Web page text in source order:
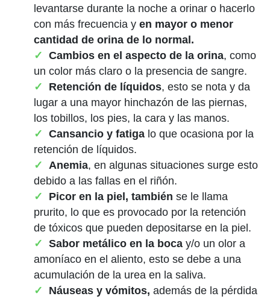
levantarse durante la noche a orinar o hacerlo
con más frecuencia y en mayor o menor
cantidad de orina de lo normal.
Cambios en el aspecto de la orina, como
un color más claro o la presencia de sangre.
Retención de líquidos, esto se nota y da
lugar a una mayor hinchazón de las piernas,
los tobillos, los pies, la cara y las manos.
Cansancio y fatiga lo que ocasiona por la
retención de líquidos.
Anemia, en algunas situaciones surge esto
debido a las fallas en el riñón.
Picor en la piel, también se le llama
prurito, lo que es provocado por la retención
de tóxicos que pueden depositarse en la piel.
Sabor metálico en la boca y/o un olor a
amoníaco en el aliento, esto se debe a una
acumulación de la urea en la saliva.
Náuseas y vómitos, además de la pérdida